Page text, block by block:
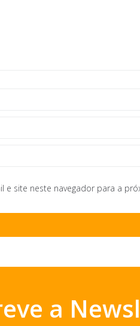
e site neste navegador para a
a